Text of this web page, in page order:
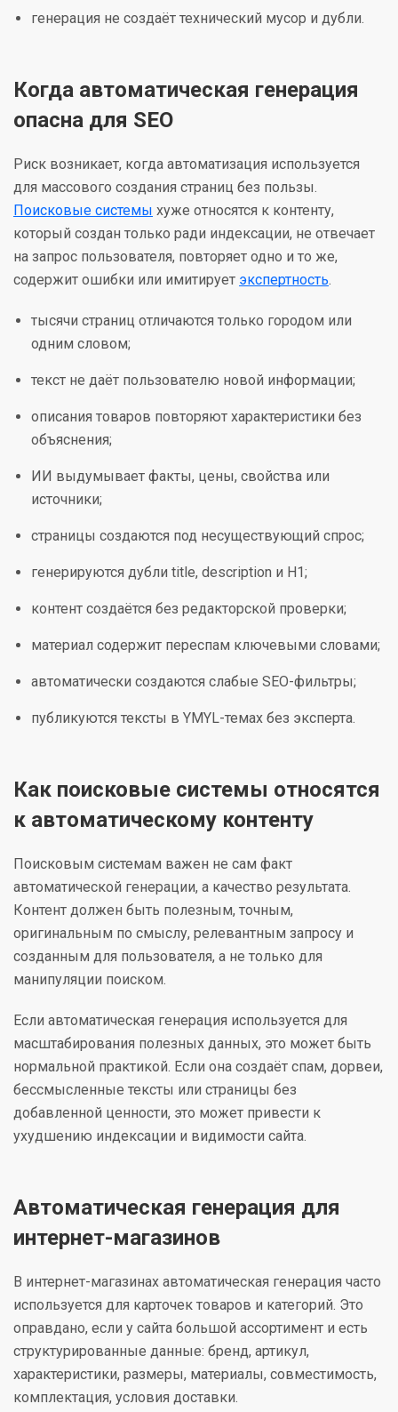
генерация не создаёт технический мусор и дубли.
Когда автоматическая генерация
опасна для SEO
Риск возникает, когда автоматизация используется
для массового создания страниц без пользы.
Поисковые системы хуже относятся к контенту,
который создан только ради индексации, не отвечает
на запрос пользователя, повторяет одно и то же,
содержит ошибки или имитирует экспертность.
тысячи страниц отличаются только городом или
одним словом;
текст не даёт пользователю новой информации;
описания товаров повторяют характеристики без
объяснения;
ИИ выдумывает факты, цены, свойства или
источники;
страницы создаются под несуществующий спрос;
генерируются дубли title, description и H1;
контент создаётся без редакторской проверки;
материал содержит переспам ключевыми словами;
автоматически создаются слабые SEO-фильтры;
публикуются тексты в YMYL-темах без эксперта.
Как поисковые системы относятся
к автоматическому контенту
Поисковым системам важен не сам факт
автоматической генерации, а качество результата.
Контент должен быть полезным, точным,
оригинальным по смыслу, релевантным запросу и
созданным для пользователя, а не только для
манипуляции поиском.
Если автоматическая генерация используется для
масштабирования полезных данных, это может быть
нормальной практикой. Если она создаёт спам, дорвеи,
бессмысленные тексты или страницы без
добавленной ценности, это может привести к
ухудшению индексации и видимости сайта.
Автоматическая генерация для
интернет-магазинов
В интернет-магазинах автоматическая генерация часто
используется для карточек товаров и категорий. Это
оправдано, если у сайта большой ассортимент и есть
структурированные данные: бренд, артикул,
характеристики, размеры, материалы, совместимость,
комплектация, условия доставки.